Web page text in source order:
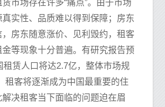
实性、品质难以得到保障；房东
房东随意涨价、见利毁约，租客
等现象十分普遍。有研究报告预
租赁人口将达2.7亿，整体市场规
租客将逐渐成为中国最重要的住
决租客当下面临的问题迫在眉